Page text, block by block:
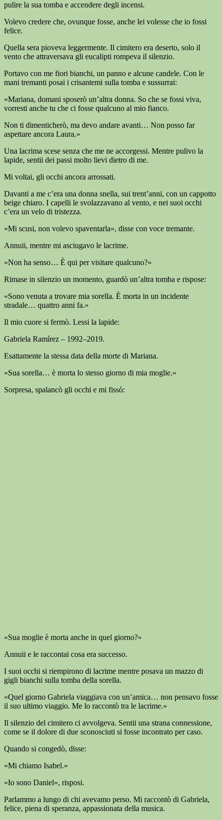
pulire la sua tomba e accendere degli incensi.
Volevo credere che, ovunque fosse, anche lei volesse che io fossi
felice.
Quella sera pioveva leggermente. Il cimitero era deserto, solo il
vento che attraversava gli eucalipti rompeva il silenzio.
Portavo con me fiori bianchi, un panno e alcune candele. Con le
mani tremanti posai i crisantemi sulla tomba e sussurrai:
«Mariana, domani sposerò un’altra donna. So che se fossi viva,
vorresti anche tu che ci fosse qualcuno al mio fianco.
Non ti dimenticherò, ma devo andare avanti… Non posso far
aspettare ancora Laura.»
Una lacrima scese senza che me ne accorgessi. Mentre pulivo la
lapide, sentii dei passi molto lievi dietro di me.
Mi voltai, gli occhi ancora arrossati.
Davanti a me c’era una donna snella, sui trent’anni, con un cappotto
beige chiaro. I capelli le svolazzavano al vento, e nei suoi occhi
c’era un velo di tristezza.
«Mi scusi, non volevo spaventarla», disse con voce tremante.
Annuii, mentre mi asciugavo le lacrime.
«Non ha senso… È qui per visitare qualcuno?»
Rimase in silenzio un momento, guardò un’altra tomba e rispose:
«Sono venuta a trovare mia sorella. È morta in un incidente
stradale… quattro anni fa.»
Il mio cuore si fermò. Lessi la lapide:
Gabriela Ramírez – 1992–2019.
Esattamente la stessa data della morte di Mariana.
«Sua sorella… è morta lo stesso giorno di mia moglie.»
Sorpresa, spalancò gli occhi e mi fissò:
«Sua moglie è morta anche in quel giorno?»
Annuii e le raccontai cosa era successo.
I suoi occhi si riempirono di lacrime mentre posava un mazzo di
gigli bianchi sulla tomba della sorella.
«Quel giorno Gabriela viaggiava con un’amica… non pensavo fosse
il suo ultimo viaggio. Me lo raccontò tra le lacrime.»
Il silenzio del cimitero ci avvolgeva. Sentii una strana connessione,
come se il dolore di due sconosciuti si fosse incontrato per caso.
Quando si congedò, disse:
«Mi chiamo Isabel.»
«Io sono Daniel», risposi.
Parlammo a lungo di chi avevamo perso. Mi raccontò di Gabriela,
felice, piena di speranza, appassionata della musica.